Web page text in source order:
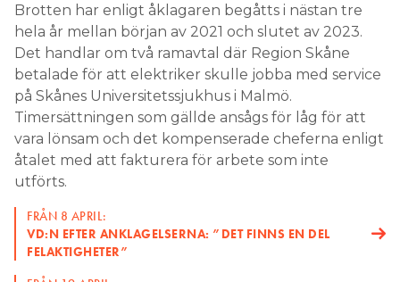
Brotten har enligt åklagaren begåtts i nästan tre
hela år mellan början av 2021 och slutet av 2023.
Det handlar om två ramavtal där Region Skåne
betalade för att elektriker skulle jobba med service
på Skånes Universitetssjukhus i Malmö.
Timersättningen som gällde ansågs för låg för att
vara lönsam och det kompenserade cheferna enligt
åtalet med att fakturera för arbete som inte
utförts.
FRÅN 8 APRIL:
VD:N EFTER ANKLAGELSERNA: ”DET FINNS EN DEL
FELAKTIGHETER”